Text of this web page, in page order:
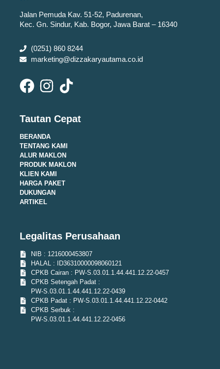
Jalan Pemuda Kav. 51-52, Padurenan,
Kec. Gn. Sindur, Kab. Bogor, Jawa Barat – 16340
(0251) 860 8244
marketing@dizzakaryautama.co.id
Tautan Cepat
BERANDA
TENTANG KAMI
ALUR MAKLON
PRODUK MAKLON
KLIEN KAMI
HARGA PAKET
DUKUNGAN
ARTIKEL
Legalitas Perusahaan
NIB : 1216000453807
HALAL : ID36310000098060121
CPKB Cairan : PW-S.03.01.1.44.441.12.22-0457
CPKB Setengah Padat :
PW-S.03.01.1.44.441.12.22-0439
CPKB Padat : PW-S.03.01.1.44.441.12.22-0442
CPKB Serbuk :
PW-S.03.01.1.44.441.12.22-0456